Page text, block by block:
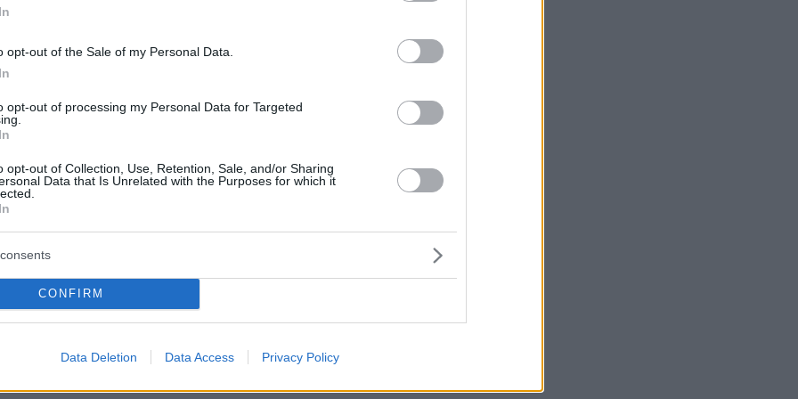
opt-out of the Sale of my Personal Data.
opt-out of processing my Personal Data for Targeted
opt-out of Collection, Use, Retention, Sale, and/or Sharing
Data that Is Unrelated with the Purposes for which it
CONFIRM
Data Deletion Data Access Privacy Policy
θα κυμανθεί σε υψηλά για την εποχή
καιρός στο μεγαλύτερο μέρος της χώρας.
νεφώσεις.
ορατότητα τις πρωινές ώρες στα
ηπειρωτικά.
πνέουν στο Ιόνιο από δυτικές διευθύνσεις 3
Αιγαίο από βόρειες 4 με 6 μποφόρ.